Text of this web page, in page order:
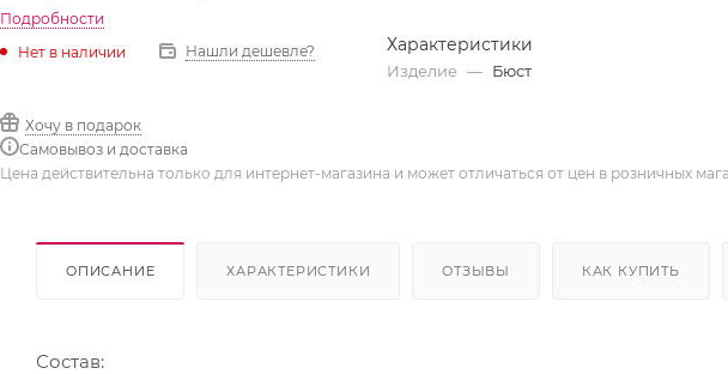
Подробности
Нет в наличии
Нашли дешевле?
Хочу в подарок
Самовывоз и доставка
Характеристики
Изделие — Бюст
Цена действительна только для интернет-магазина и может отличаться от цен в розничных
ОПИСАНИЕ ХАРАКТЕРИСТИКИ ОТЗЫВЫ КАК КУПИТЬ
Состав: